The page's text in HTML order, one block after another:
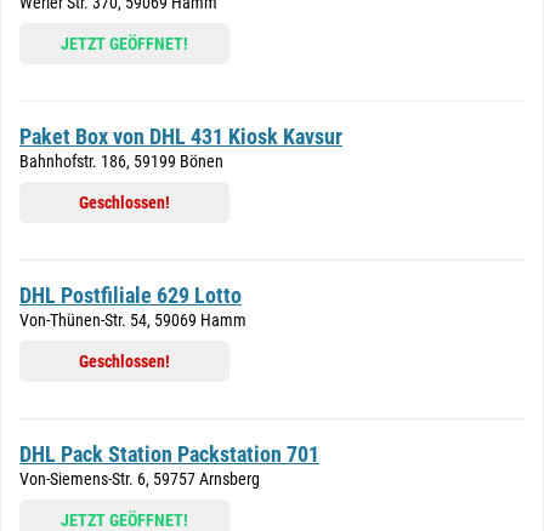
JETZT GEÖFFNET!
Paket Box von DHL 431 Kiosk Kavsur
Bahnhofstr. 186, 59199 Bönen
Geschlossen!
DHL Postfiliale 629 Lotto
Von-Thünen-Str. 54, 59069 Hamm
Geschlossen!
DHL Pack Station Packstation 701
Von-Siemens-Str. 6, 59757 Arnsberg
JETZT GEÖFFNET!